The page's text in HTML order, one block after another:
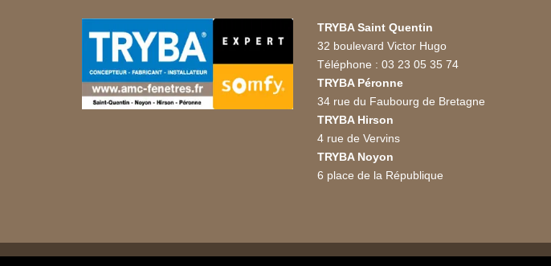
TRYBA Saint Quentin
32 boulevard Victor Hugo
Téléphone : 03 23 05 35 74
TRYBA Péronne
34 rue du Faubourg de Bretagne
TRYBA Hirson
4 rue de Vervins
TRYBA Noyon
6 place de la République